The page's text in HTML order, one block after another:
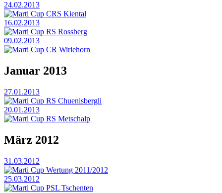
24.02.2013
Marti Cup CRS Kiental
16.02.2013
Marti Cup RS Rossberg
09.02.2013
Marti Cup CR Wiriehorn
Januar 2013
27.01.2013
Marti Cup RS Chuenisbergli
20.01.2013
Marti Cup RS Metschalp
März 2012
31.03.2012
Marti Cup Wertung 2011/2012
25.03.2012
Marti Cup PSL Tschenten